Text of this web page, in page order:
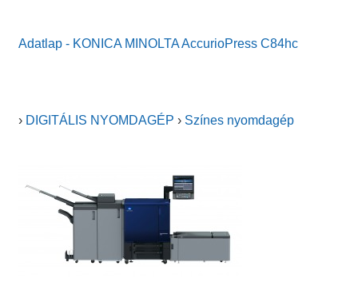
Adatlap - KONICA MINOLTA AccurioPress C84hc
› DIGITÁLIS NYOMDAGÉP › Színes nyomdagép